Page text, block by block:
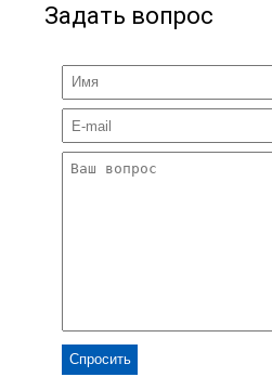
Задать вопрос